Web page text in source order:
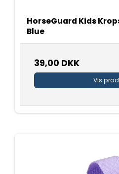
HorseGuard Kids
Blue
39,00 DKK
Vis